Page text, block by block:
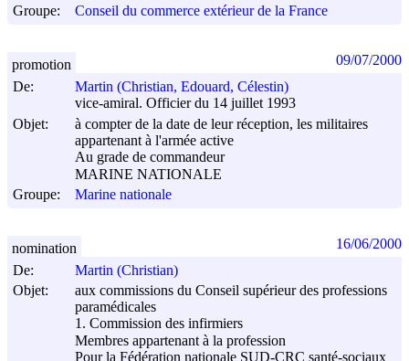
Groupe:
Conseil du commerce extérieur de la France
De:
Martin (Christian, Edouard, Célestin)
vice-amiral. Officier du 14 juillet 1993
Objet:
à compter de la date de leur réception, les militaires
appartenant à l'armée active
Au grade de commandeur
MARINE NATIONALE
Groupe:
Marine nationale
promotion 09/07/2000
De:
Martin (Christian)
Objet:
aux commissions du Conseil supérieur des professions
paramédicales
1. Commission des infirmiers
Membres appartenant à la profession
Pour la Fédération nationale SUD-CRC santé-sociaux
nomination 16/06/2000